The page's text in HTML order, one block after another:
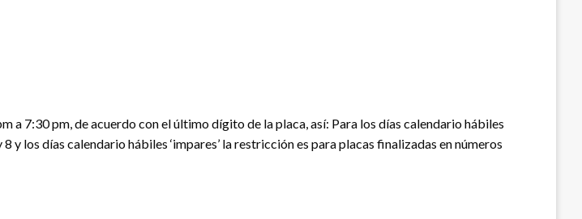
a 7:30 pm, de acuerdo con el último dígito de la placa, así: Para los días calendario hábiles
y los días calendario hábiles ‘impares’ la restricción es para placas finalizadas en números